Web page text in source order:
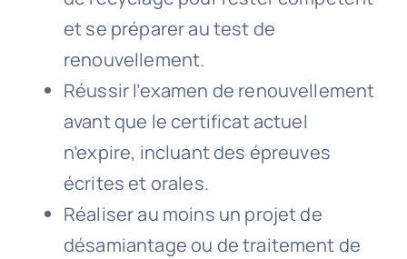
et se préparer au test de
renouvellement.
Réussir l’examen de renouvellement
avant que le certificat actuel
n’expire, incluant des épreuves
écrites et orales.
Réaliser au moins un projet de
désamiantage ou de traitement de